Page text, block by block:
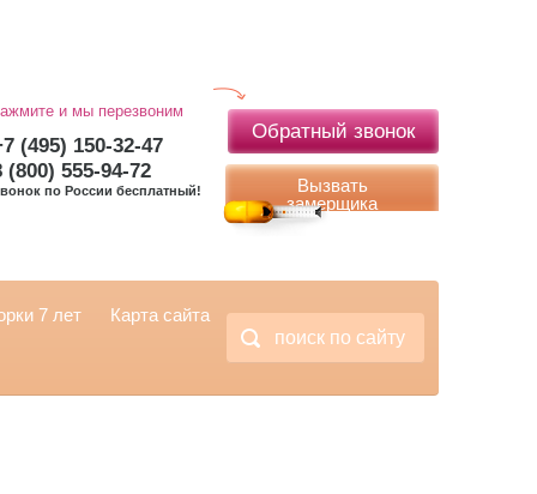
Обратный звонок
Вызвать
замерщика
и мы перезвоним
(495) 150-32-47
(800) 555-94-72
по России бесплатный!
7 лет
Карта сайта
поиск по сайту